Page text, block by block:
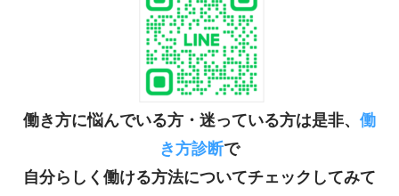
働き方に悩んでいる方・迷っている方は是非、 働
き方診断で
自分らしく働ける方法についてチェックしてみて